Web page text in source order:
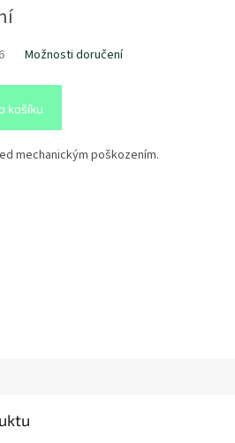
Možnosti doručení
košíku
mechanickým poškozením.